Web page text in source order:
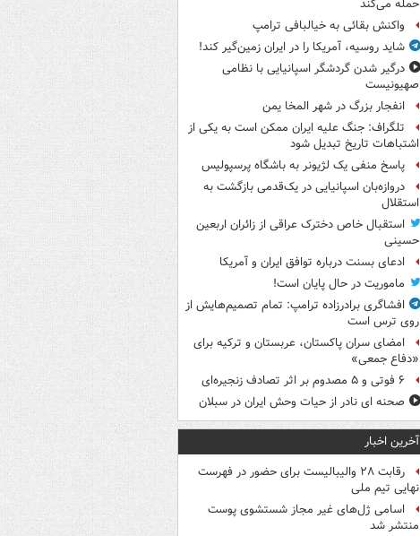
حمله می‌کند
واکنش بقائی به خیالبافی ترامپ
شاید روسیه، آمریکا را در ایران زمین‌گیر کند!
درگیر شدن گردشگر اسپانیایی با نظامی
صهیونیست
انفجار بزرگ در شهر المخا یمن
تلگراف: جنگ علیه ایران ممکن است به یکی از
اشتباهات تاریخ تبدیل شود
پاسخ منفی یک لژیونر به باشگاه پرسپولیس
دروازه‌بان اسپانیایی در یک‌قدمی بازگشت به
استقلال
استقبال خاص دخترک عراقی از زائران اربعین
حسینی
ادعای بسنت درباره توافق ایران و آمریکا
ماموریت در حال پایان است!
افشاگری برادرزاده ترامپ: تمام تصمیم‌هایش از
روی ترس است
امضای سران پاکستان، عربستان و ترکیه برای
«دفاع جمعی»
۶ فوتی و ۵ مصدوم بر اثر تصادف زنجیره‌ای
صحنه ای نادر از حیات وحش ایران در سبلان
آخرین اخبار
رقابت ۲۸ والیبالیست برای حضور در فهرست
نهایی تیم ملی
اسامی ژل‌های غیر مجاز شستشوی پوست
منتشر شد